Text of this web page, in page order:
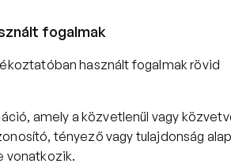
fogalmak
használt fogalmak rövid
amely a közvetlenül vagy
tényező vagy tulajdonság
vonatkozik.